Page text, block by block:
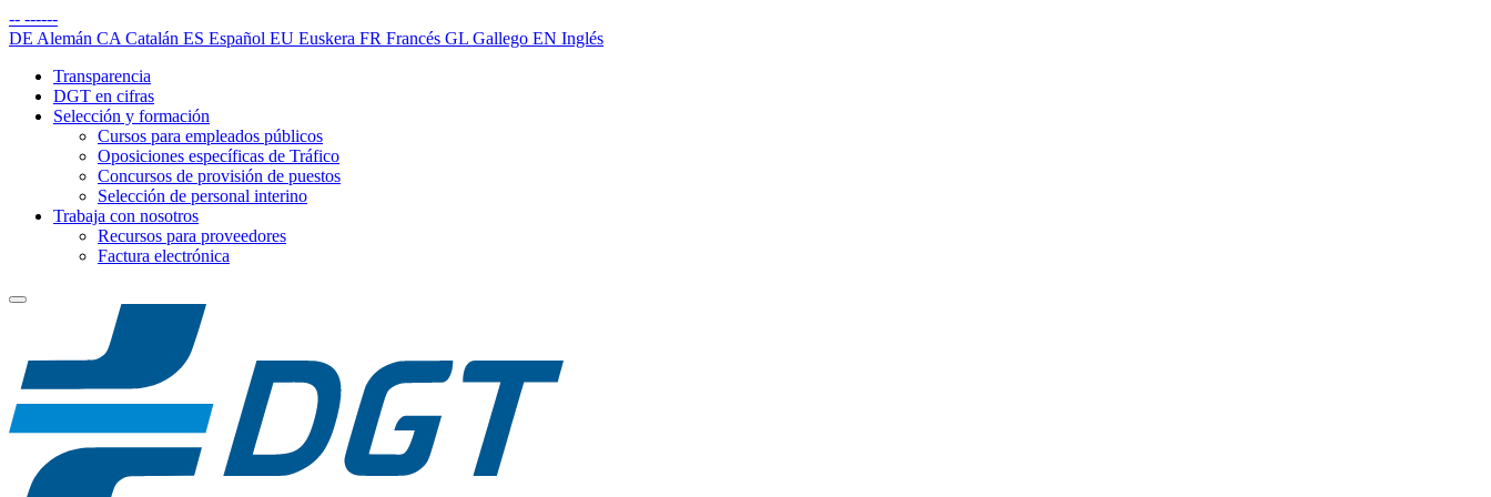
-- ------
DE Alemán CA Catalán ES Español EU Euskera FR Francés GL Gallego EN Inglés
Transparencia
DGT en cifras
Selección y formación
Cursos para empleados públicos
Oposiciones específicas de Tráfico
Concursos de provisión de puestos
Selección de personal interino
Trabaja con nosotros
Recursos para proveedores
Factura electrónica